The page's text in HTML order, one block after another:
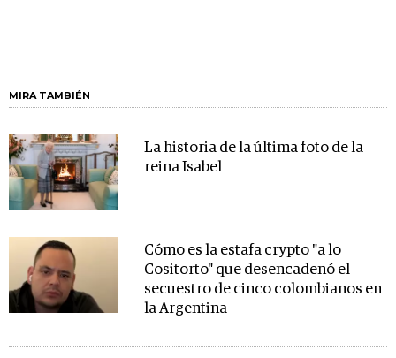
MIRA TAMBIÉN
La historia de la última foto de la
reina Isabel
Cómo es la estafa crypto "a lo
Cositorto" que desencadenó el
secuestro de cinco colombianos en
la Argentina